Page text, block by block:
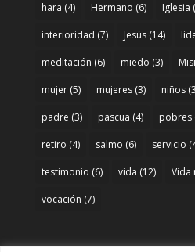
hara (4) Hermano (6) Iglesia
interioridad (7) Jesús(14)
meditación (6) miedo (3)
mujer(5) mujeres(3) niños
padre (3) pascua (4) pobres
retiro (4) salmo (6) servicio
testimonio (6) vida (12) Vida
vocación (7)